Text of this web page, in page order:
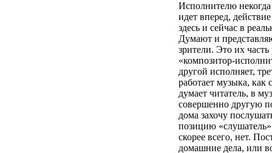
Исполнителю
идет вперед,
здесь и сейчас в
Думают и
зрители. Это их
«композитор-
другой исполняет,
работает музыка, как
думает читатель, в
совершенно другую
дома захочу
позицию
скорее всего, нет.
домашние дела, или